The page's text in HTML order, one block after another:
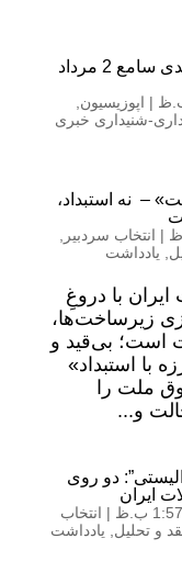
رادیو پیشگام – گفتار هفتگی مهدی سامع 2 مرداد
| اپوزیسیون
شنیداری خبری
– نه استبداد،
| انتخاب سردبیر
یادداشت
با دروغِ
زیرساخت‌ها،
است؛ بی‌قید و
با استبداد»
ملت را
و...
دو روی
ایران
| انتخاب
و تحلیل یادداشت